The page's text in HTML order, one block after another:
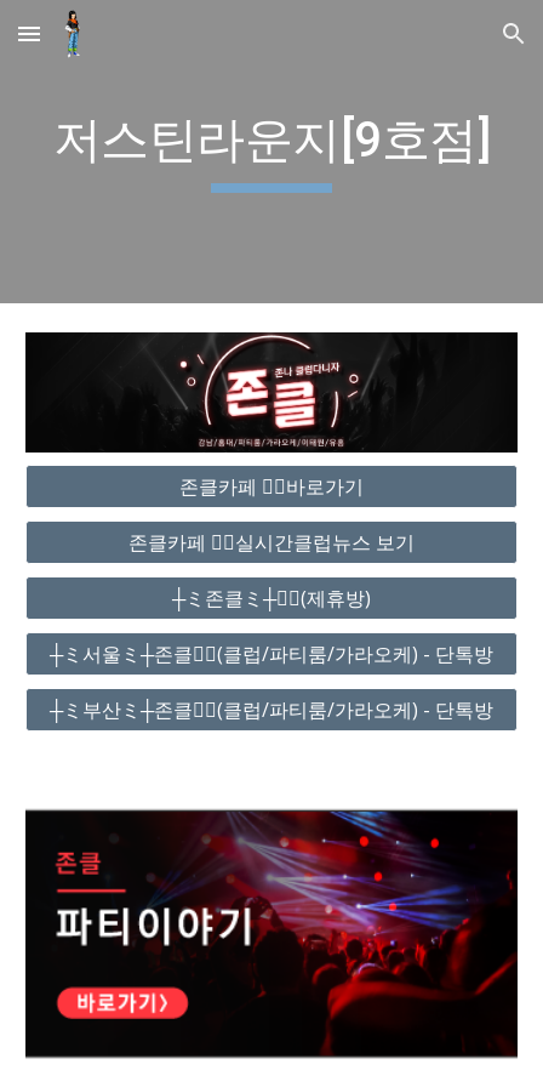
Skip to main content Skip to navigation
저스틴라운지[9호점]
존클카페 ❤️‍🔥바로가기
존클카페 ❤️‍🔥실시간클럽뉴스 보기
┼ミ존클ミ┼❤️‍🔥(제휴방)
┼ミ서울ミ┼존클❤️‍🔥(클럽/파티룸/가라오케) - 단톡방
┼ミ부산ミ┼존클❤️‍🔥(클럽/파티룸/가라오케) - 단톡방